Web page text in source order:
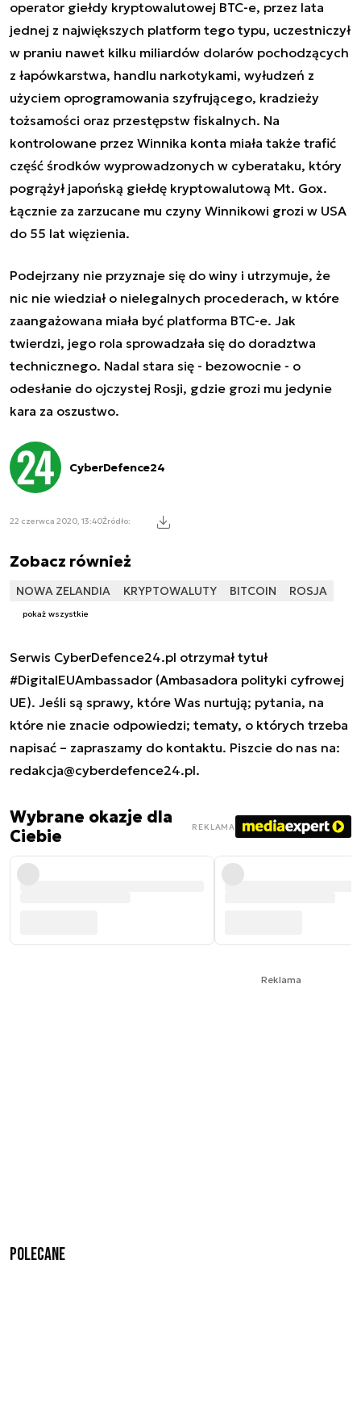
operator giełdy kryptowalutowej BTC-e, przez lata
jednej z największych platform tego typu, uczestniczył
w praniu nawet kilku miliardów dolarów pochodzących
z łapówkarstwa, handlu narkotykami, wyłudzeń z
użyciem oprogramowania szyfrującego, kradzieży
tożsamości oraz przestępstw fiskalnych. Na
kontrolowane przez Winnika konta miała także trafić
część środków wyprowadzonych w cyberataku, który
pogrążył japońską giełdę kryptowalutową Mt. Gox.
Łącznie za zarzucane mu czyny Winnikowi grozi w USA
do 55 lat więzienia.
Podejrzany nie przyznaje się do winy i utrzymuje, że
nic nie wiedział o nielegalnych procederach, w które
zaangażowana miała być platforma BTC-e. Jak
twierdzi, jego rola sprowadzała się do doradztwa
technicznego. Nadal stara się - bezowocnie - o
odesłanie do ojczystej Rosji, gdzie grozi mu jedynie
kara za oszustwo.
CyberDefence24
22 czerwca 2020, 13:40Źródło:
Zobacz również
NOWA ZELANDIA KRYPTOWALUTY BITCOIN ROSJA
pokaż wszystkie
Serwis CyberDefence24.pl otrzymał tytuł
#DigitalEUAmbassador (Ambasadora polityki cyfrowej
UE). Jeśli są sprawy, które Was nurtują; pytania, na
które nie znacie odpowiedzi; tematy, o których trzeba
napisać – zapraszamy do kontaktu. Piszcie do nas na:
redakcja@cyberdefence24.pl.
Wybrane okazje dla
Ciebie
REKLAMA
Reklama
Polecane